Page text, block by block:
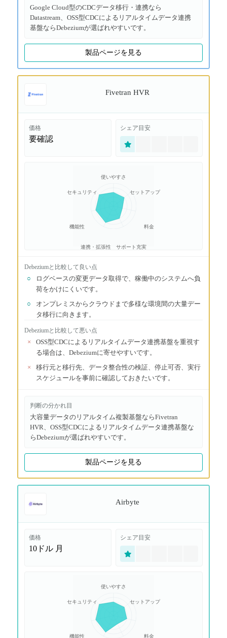
Google Cloud型のCDCデータ移行・連携なら
Datastream、OSS型CDCによるリアルタイムデータ連携
基盤ならDebeziumが選ばれやすいです。
製品ページを見る
Fivetran HVR
価格
要確認
シェア目安
使いやすさ
セットアップ
料金
サポート充実
連携・拡張性
機能性
セキュリティ
Debeziumと比較して良い点
○
ログベースの変更データ取得で、稼働中のシステムへ負
荷をかけにくいです。
○
オンプレミスからクラウドまで多様な環境間の大量デー
タ移行に向きます。
Debeziumと比較して悪い点
×
OSS型CDCによるリアルタイムデータ連携基盤を重視す
る場合は、Debeziumに寄せやすいです。
×
移行元と移行先、データ整合性の検証、停止可否、実行
スケジュールを事前に確認しておきたいです。
判断の分かれ目
大容量データのリアルタイム複製基盤ならFivetran
HVR、OSS型CDCによるリアルタイムデータ連携基盤な
らDebeziumが選ばれやすいです。
製品ページを見る
Airbyte
価格
10ドル 月
シェア目安
使いやすさ
セットアップ
料金
機能性
セキュリティ